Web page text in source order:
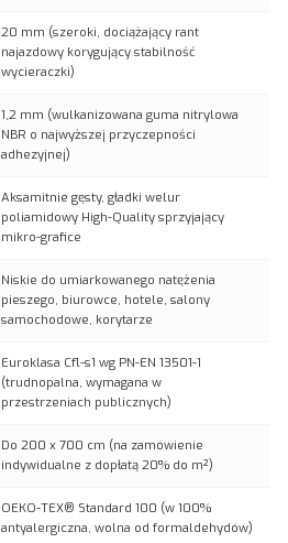
20 mm (szeroki, dociążający rant
najazdowy korygujący stabilność
wycieraczki)
1,2 mm (wulkanizowana guma nitrylowa
NBR o najwyższej przyczepności
adhezyjnej)
Aksamitnie gęsty, gładki welur
poliamidowy High-Quality sprzyjający
mikro-grafice
Niskie do umiarkowanego natężenia
pieszego, biurowce, hotele, salony
samochodowe, korytarze
Euroklasa Cfl-s1 wg PN-EN 13501-1
(trudnopalna, wymagana w
przestrzeniach publicznych)
Do 200 x 700 cm (na zamówienie
indywidualne z dopłatą 20% do m²)
OEKO-TEX® Standard 100 (w 100%
antyalergiczna, wolna od formaldehydów)